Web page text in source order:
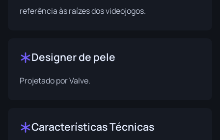
referência às raízes dos videojogos.
Designer de pele
Projetado porValve.
Características Técnicas